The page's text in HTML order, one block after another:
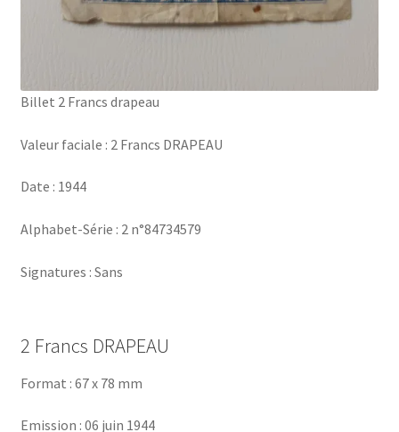
Billet 2 Francs drapeau
Valeur faciale : 2 Francs DRAPEAU
Date : 1944
Alphabet-Série : 2 n°84734579
Signatures : Sans
2 Francs DRAPEAU
Format : 67 x 78 mm
Emission : 06 juin 1944